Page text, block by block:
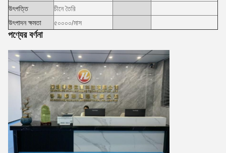
উৎপত্তি
চীনে তৈরি
উৎপাদন ক্ষমতা
৫০০০০/মাস
পণ্যের বর্ণনা